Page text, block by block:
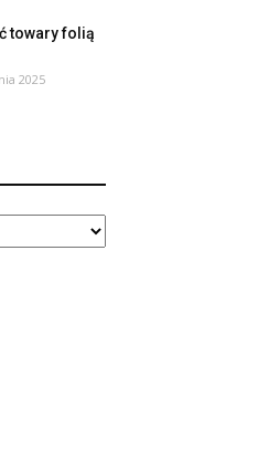
towary folią
2025